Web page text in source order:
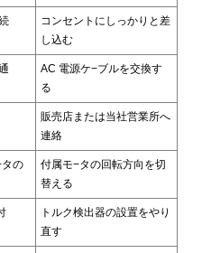
コンセントにしっかりと差
し込む
AC 電源ケ−ブルを交換す
る
販売店または当社営業所へ
連絡
タの
付属モ−タの回転方向を切
替える
トルク検出器の設置をやり
直す